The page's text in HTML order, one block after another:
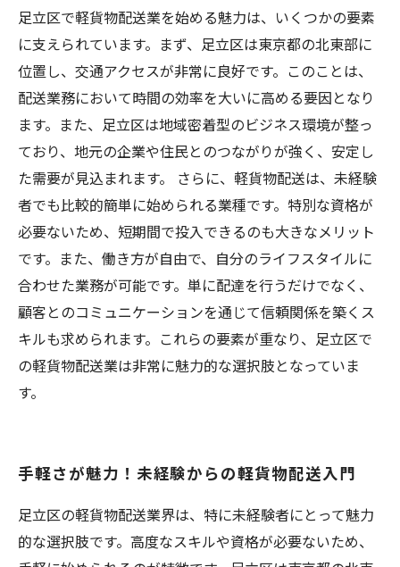
点
足立区の軽貨物配送業界で未来を切り開こう
足立区で軽貨物配送業を始める魅力は、いくつかの要素
に支えられています。まず、足立区は東京都の北東部に
位置し、交通アクセスが非常に良好です。このことは、
配送業務において時間の効率を大いに高める要因となり
ます。また、足立区は地域密着型のビジネス環境が整っ
ており、地元の企業や住民とのつながりが強く、安定し
た需要が見込まれます。 さらに、軽貨物配送は、未経験
者でも比較的簡単に始められる業種です。特別な資格が
必要ないため、短期間で投入できるのも大きなメリット
です。また、働き方が自由で、自分のライフスタイルに
合わせた業務が可能です。単に配達を行うだけでなく、
顧客とのコミュニケーションを通じて信頼関係を築くス
キルも求められます。これらの要素が重なり、足立区で
の軽貨物配送業は非常に魅力的な選択肢となっていま
す。
手軽さが魅力！未経験からの軽貨物配送入門
足立区の軽貨物配送業界は、特に未経験者にとって魅力
的な選択肢です。高度なスキルや資格が必要ないため、